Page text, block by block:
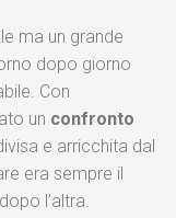
ma un grande
dopo giorno
Con
un confronto
e arricchita dal
era sempre il
l’altra.